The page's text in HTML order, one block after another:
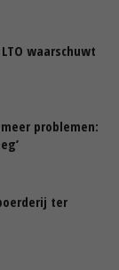
waarschuwt
problemen:
ter